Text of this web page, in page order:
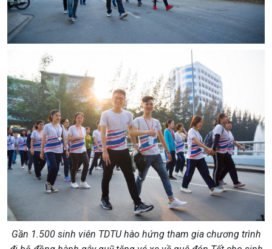
Gần 1.500 sinh viên TDTU hào hứng tham gia chương trình